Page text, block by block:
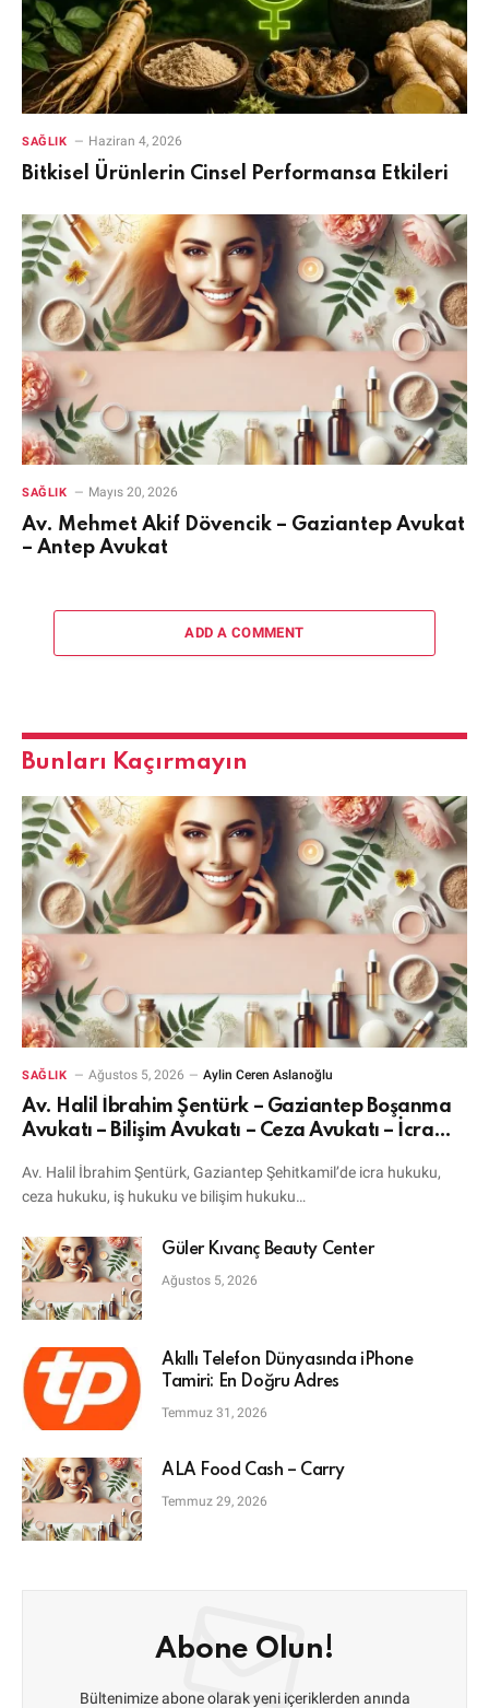
SAĞLIK Haziran 4, 2026
Bitkisel Ürünlerin Cinsel Performansa Etkileri
SAĞLIK Mayıs 20, 2026
Av. Mehmet Akif Dövencik – Gaziantep Avukat
– Antep Avukat
ADD A COMMENT
Bunları Kaçırmayın
SAĞLIK Ağustos 5, 2026 Aylin Ceren Aslanoğlu
Av. Halil İbrahim Şentürk – Gaziantep Boşanma
Avukatı – Bilişim Avukatı – Ceza Avukatı – İcra
Av. Halil İbrahim Şentürk, Gaziantep Şehitkamil’de icra hukuku,
ceza hukuku, iş hukuku ve bilişim hukuku…
Güler Kıvanç Beauty Center
Ağustos 5, 2026
Akıllı Telefon Dünyasında iPhone
Tamiri: En Doğru Adres
Temmuz 31, 2026
ALA Food Cash – Carry
Temmuz 29, 2026
Abone Olun!
Bültenimize abone olarak yeni içeriklerden anında